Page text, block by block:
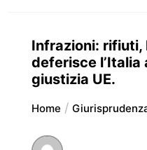
Infrazioni: rifiuti,
deferisce l’Italia
giustizia UE.
Home